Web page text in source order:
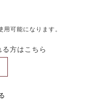
可能になります。
方はこちら